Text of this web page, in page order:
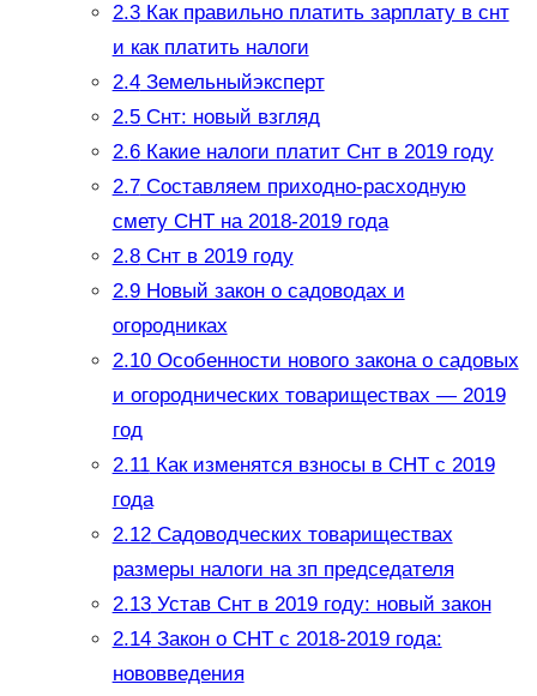
2.3Как правильно платить зарплату в снт
и как платить налоги
2.4Земельныйэксперт
2.5Снт: новый взгляд
2.6Какие налоги платит Снт в 2019 году
2.7Составляем приходно-расходную
смету СНТ на 2018-2019 года
2.8Снт в 2019 году
2.9Новый закон о садоводах и
огородниках
2.10Особенности нового закона о садовых
и огороднических товариществах — 2019
год
2.11Как изменятся взносы в СНТ с 2019
года
2.12Садоводческих товариществах
размеры налоги на зп председателя
2.13Устав Снт в 2019 году: новый закон
2.14Закон о СНТ с 2018-2019 года:
нововведения